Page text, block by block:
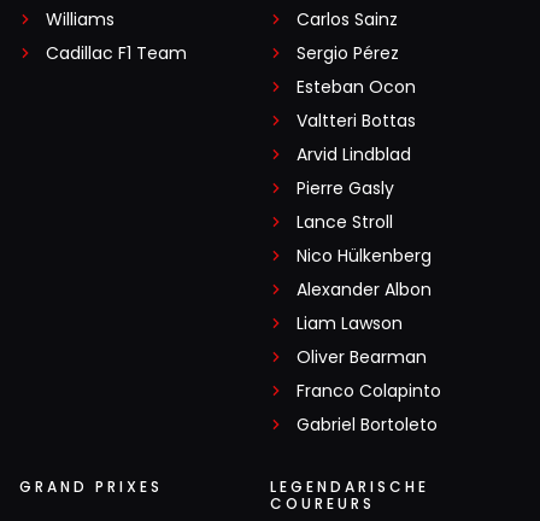
Williams
Cadillac F1 Team
Carlos Sainz
Sergio Pérez
Esteban Ocon
Valtteri Bottas
Arvid Lindblad
Pierre Gasly
Lance Stroll
Nico Hülkenberg
Alexander Albon
Liam Lawson
Oliver Bearman
Franco Colapinto
Gabriel Bortoleto
GRAND PRIXES
LEGENDARISCHE
COUREURS